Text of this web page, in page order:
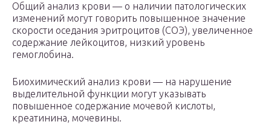
Общий анализ крови — о наличии патологических
изменений могут говорить повышенное значение
скорости оседания эритроцитов (СОЭ), увеличенное
содержание лейкоцитов, низкий уровень
гемоглобина.
Биохимический анализ крови — на нарушение
выделительной функции могут указывать
повышенное содержание мочевой кислоты,
креатинина, мочевины.